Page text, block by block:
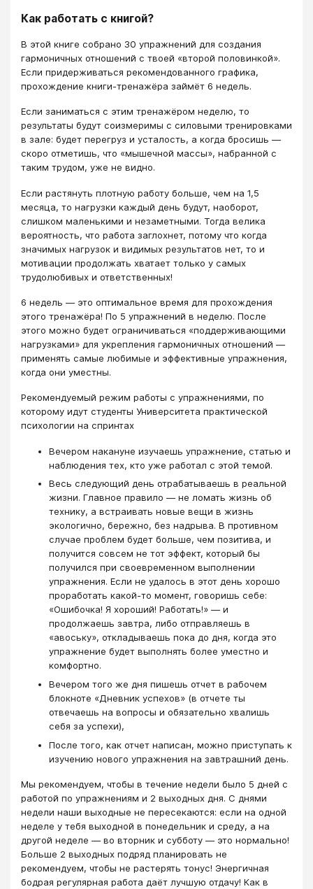
Как работать с книгой?
В этой книге собрано 30 упражнений для создания
гармоничных отношений с твоей «второй половинкой».
Если придерживаться рекомендованного графика,
прохождение книги-тренажёра займёт 6 недель.
Если заниматься с этим тренажёром неделю, то
результаты будут соизмеримы с силовыми тренировками
в зале: будет перегруз и усталость, а когда бросишь —
скоро отметишь, что «мышечной массы», набранной с
таким трудом, уже не видно.
Если растянуть плотную работу больше, чем на 1,5
месяца, то нагрузки каждый день будут, наоборот,
слишком маленькими и незаметными. Тогда велика
вероятность, что работа заглохнет, потому что когда
значимых нагрузок и видимых результатов нет, то и
мотивации продолжать хватает только у самых
трудолюбивых и ответственных!
6 недель — это оптимальное время для прохождения
этого тренажёра! По 5 упражнений в неделю. После
этого можно будет ограничиваться «поддерживающими
нагрузками» для укрепления гармоничных отношений —
применять самые любимые и эффективные упражнения,
когда они уместны.
Рекомендуемый режим работы с упражнениями, по
которому идут студенты Университета практической
психологии на спринтах
Вечером накануне изучаешь упражнение, статью и
наблюдения тех, кто уже работал с этой темой.
Весь следующий день отрабатываешь в реальной
жизни. Главное правило — не ломать жизнь об
технику, а встраивать новые вещи в жизнь
экологично, бережно, без надрыва. В противном
случае проблем будет больше, чем позитива, и
получится совсем не тот эффект, который бы
получился при своевременном выполнении
упражнения. Если не удалось в этот день хорошо
проработать какой-то момент, говоришь себе:
«Ошибочка! Я хороший! Работать!» — и
продолжаешь завтра, либо отправляешь в
«авоську», откладываешь пока до дня, когда это
упражнение будет выполнять более уместно и
комфортно.
Вечером того же дня пишешь отчет в рабочем
блокноте «Дневник успехов» (в отчете ты
отвечаешь на вопросы и обязательно хвалишь
себя за успехи),
После того, как отчет написан, можно приступать к
изучению нового упражнения на завтрашний день.
Мы рекомендуем, чтобы в течение недели было 5 дней с
работой по упражнениям и 2 выходных дня. С днями
недели наши выходные не пересекаются: если на одной
неделе у тебя выходной в понедельник и среду, а на
другой неделе — во вторник и субботу — это нормально!
Больше 2 выходных подряд планировать не
рекомендуем, чтобы не растерять тонус! Энергичная
бодрая регулярная работа даёт лучшую отдачу! Как в